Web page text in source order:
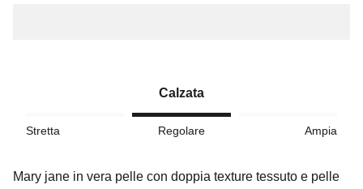
Calzata
Stretta Regolare Ampia
Mary jane in vera pelle con doppia texture tessuto e pelle